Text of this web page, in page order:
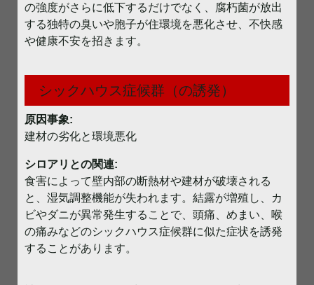
の強度がさらに低下するだけでなく、腐朽菌が放出
する独特の臭いや胞子が住環境を悪化させ、不快感
や健康不安を招きます。
シックハウス症候群（の誘発）
原因事象:
建材の劣化と環境悪化
シロアリとの関連:
食害によって壁内部の断熱材や建材が破壊される
と、湿気調整機能が失われます。結露が増殖し、カ
ビやダニが異常発生することで、頭痛、めまい、喉
の痛みなどのシックハウス症候群に似た症状を誘発
することがあります。